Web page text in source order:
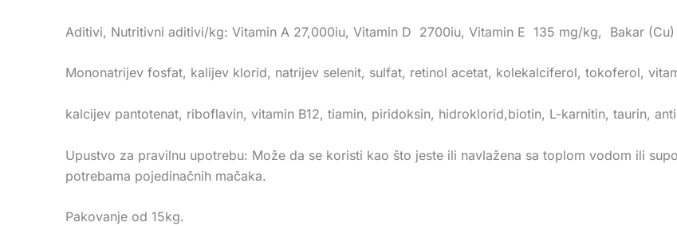
Aditivi, Nutritivni aditivi/kg: Vitamin A 27,000iu, Vitamin D 2700iu, Vitamin E 135 mg/kg, Bakar
Mononatrijev fosfat, kalijev klorid, natrijev selenit, sulfat, retinol acetat, kolekalciferol, tokoferol,
kalcijev pantotenat, riboflavin, vitamin B12, tiamin, piridoksin, hidroklorid,biotin, L-karnitin, taurin,
Upustvo za pravilnu upotrebu: Može da se koristi kao što jeste ili navlažena sa toplom vodom ili
potrebama pojedinačnih mačaka.
Pakovanje od 15kg.